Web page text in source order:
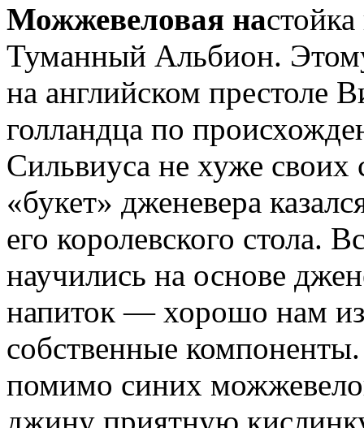
Можжевеловая на
Туманный Альбион.
на английском престоле
голландца по
Сильвиуса не хуже своих
«букет» дженевера
его королевского стола.
научились на основе
напиток — хорошо нам
собственные
помимо синих
джину приятную